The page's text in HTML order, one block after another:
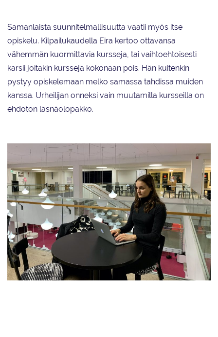
Samanlaista suunnitelmallisuutta vaatii myös itse
opiskelu. Kilpailukaudella Eira kertoo ottavansa
vähemmän kuormittavia kursseja, tai vaihtoehtoisesti
karsii joitakin kursseja kokonaan pois. Hän kuitenkin
pystyy opiskelemaan melko samassa tahdissa muiden
kanssa. Urheilijan onneksi vain muutamilla kursseilla on
ehdoton läsnäolopakko.